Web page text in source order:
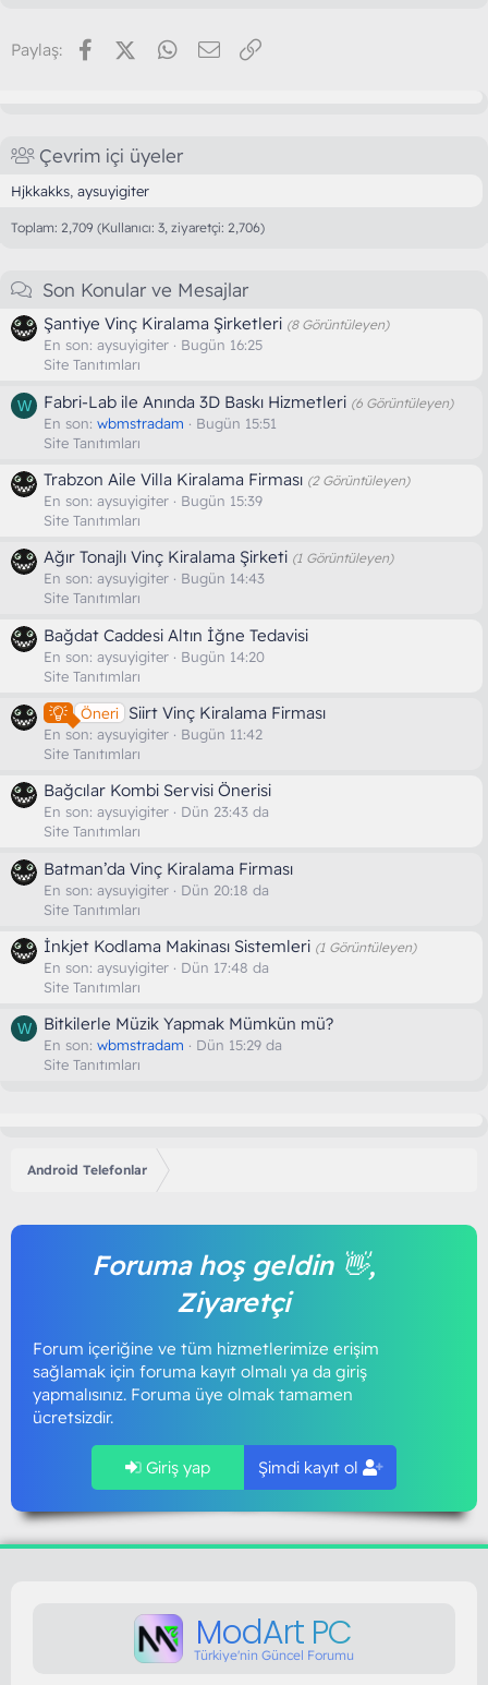
Paylaş: FacebookX (Twitter)WhatsApp
E-posta
Çevrim içi üyeler
Hjkkakks aysuyigiter
Toplam: 2,709 (Kullanıcı: 3, ziyaretçi: 2,706)
Son Konular ve Mesajlar
Şantiye Vinç Kiralama Şirketleri (8 Görüntüleyen)
En son: aysuyigiter
Bugün 16:25
Site Tanıtımları
W Fabri-Lab ile Anında 3D Baskı Hizmetleri (6 Görüntüleyen)
En son: wbmstradam
Bugün 15:51
Site Tanıtımları
Trabzon Aile Villa Kiralama Firması (2 Görüntüleyen)
En son: aysuyigiter
Bugün 15:39
Site Tanıtımları
Ağır Tonajlı Vinç Kiralama Şirketi (1 Görüntüleyen)
En son: aysuyigiter
Bugün 14:43
Site Tanıtımları
Bağdat Caddesi Altın İğne Tedavisi
En son: aysuyigiter
Bugün 14:20
Site Tanıtımları
Öneri Siirt Vinç Kiralama Firması
En son: aysuyigiter
Bugün 11:42
Site Tanıtımları
Bağcılar Kombi Servisi Önerisi
En son: aysuyigiter
Dün 23:43 da
Site Tanıtımları
Batman’da Vinç Kiralama Firması
En son: aysuyigiter
Dün 20:18 da
Site Tanıtımları
İnkjet Kodlama Makinası Sistemleri (1 Görüntüleyen)
En son: aysuyigiter
Dün 17:48 da
Site Tanıtımları
W Bitkilerle Müzik Yapmak Mümkün mü?
En son: wbmstradam
Dün 15:29 da
Site Tanıtımları
Android Telefonlar
Foruma hoş geldin 👋,
Ziyaretçi
Forum içeriğine ve tüm hizmetlerimize erişim
sağlamak için foruma kayıt olmalı ya da giriş
yapmalısınız. Foruma üye olmak tamamen
ücretsizdir.
Giriş yap Şimdi kayıt ol
ModArt PC
Türkiye'nin Güncel Forumu